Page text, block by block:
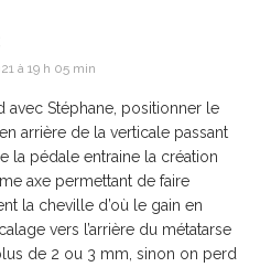
à 19 h 05 min
avec Stéphane, positionner le
arrière de la verticale passant
la pédale entraine la création
axe permettant de faire
la cheville d’où le gain en
vers l’arrière du métatarse
de 2 ou 3 mm, sinon on perd